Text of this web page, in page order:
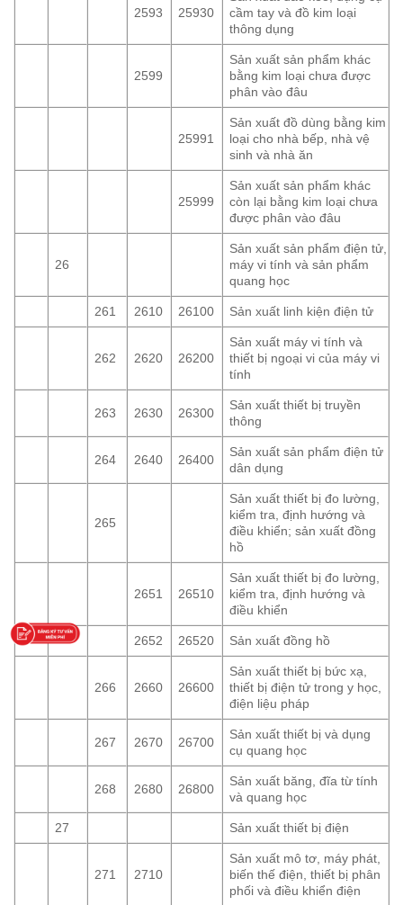
2593 25930
cầm tay và đồ kim loại
thông dụng
2599
Sản xuất sản phẩm khác
bằng kim loại chưa được
phân vào đâu
25991
Sản xuất đồ dùng bằng kim
loại cho nhà bếp, nhà vệ
sinh và nhà ăn
25999
Sản xuất sản phẩm khác
còn lại bằng kim loại chưa
được phân vào đâu
26
Sản xuất sản phẩm điện tử,
máy vi tính và sản phẩm
quang học
261 2610 26100 Sản xuất linh kiện điện tử
262 2620 26200
Sản xuất máy vi tính và
thiết bị ngoại vi của máy vi
tính
263 2630 26300
Sản xuất thiết bị truyền
thông
264 2640 26400
Sản xuất sản phẩm điện tử
dân dụng
265
Sản xuất thiết bị đo lường,
kiểm tra, định hướng và
điều khiển; sản xuất đồng
hồ
2651 26510
Sản xuất thiết bị đo lường,
kiểm tra, định hướng và
điều khiển
2652 26520 Sản xuất đồng hồ
266 2660 26600
Sản xuất thiết bị bức xạ,
thiết bị điện tử trong y học,
điện liệu pháp
267 2670 26700
Sản xuất thiết bị và dụng
cụ quang học
268 2680 26800
Sản xuất băng, đĩa từ tính
và quang học
27 Sản xuất thiết bị điện
271 2710
Sản xuất mô tơ, máy phát,
biến thế điện, thiết bị phân
phối và điều khiển điện